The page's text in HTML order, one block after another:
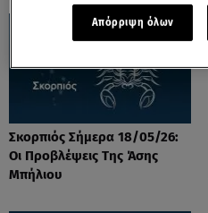
Σκορπιός Σήμερα 18/05/26:
Οι Προβλέψεις Tης Άσης
Μπήλιου
Απόρριψη όλων